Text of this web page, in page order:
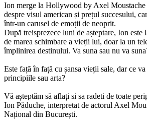
Ion merge la Hollywood by Axel Moustache
despre visul american și prețul succesului,
într-un carusel de emoții de neoprit.
După treisprezece luni de așteptare, Ion este
de marea schimbare a vieții lui, doar la un
împlinirea destinului. Va suna sau nu va
Este față în față cu șansa vieții sale, dar ce
principiile sau arta?
Vă așteptăm să aflați si sa radeti de toate
Ion Păduche, interpretat de actorul Axel
Național din București.